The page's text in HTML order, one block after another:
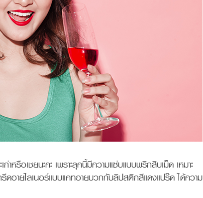
หรือเชยนะคะ เพราะลุคนี้มีความแซ่บแบบพริกสิบเม็ด เหมาะ
ดอายไลเนอร์แบบแคทอายบวกกับลิปสติกสีแดงแปร๊ด ได้ความ